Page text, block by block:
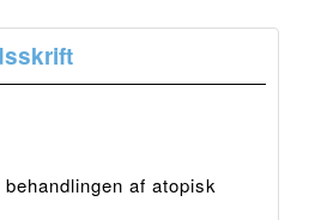
af atopisk